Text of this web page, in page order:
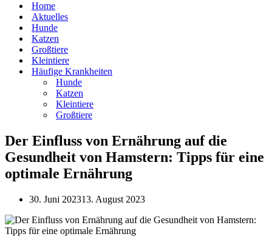
Home
Aktuelles
Hunde
Katzen
Großtiere
Kleintiere
Häufige Krankheiten
Hunde
Katzen
Kleintiere
Großtiere
Der Einfluss von Ernährung auf die
Gesundheit von Hamstern: Tipps für eine
optimale Ernährung
30. Juni 202313. August 2023